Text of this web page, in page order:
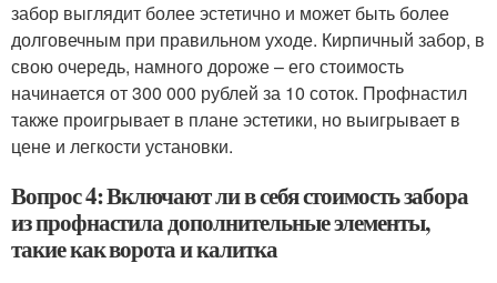
забор выглядит более эстетично и может быть более
долговечным при правильном уходе. Кирпичный забор, в
свою очередь, намного дороже – его стоимость
начинается от 300 000 рублей за 10 соток. Профнастил
также проигрывает в плане эстетики, но выигрывает в
цене и легкости установки.
Вопрос 4: Включают ли в себя стоимость забора
из профнастила дополнительные элементы,
такие как ворота и калитка